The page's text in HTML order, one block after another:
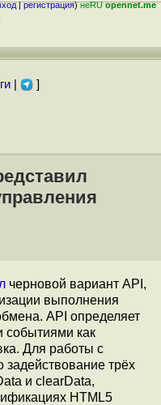
|регистрация)неRUopennet.me
| ]
черновой вариант API,
выполнения
API определяет
событиями как
Для работы с
трёх
и clearData,
HTML5